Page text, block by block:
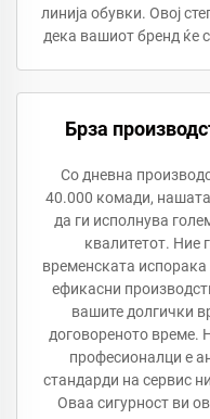
линија обувки. Овој
дека вашиот бренд ќе
Брза
Со дневна
40.000 комади,
да ги исполнува
квалитетот. Ние
временската
ефикасни
вашите долгички
договореното време.
професионалци е
стандарди на сервис
Оваа сигурност ви